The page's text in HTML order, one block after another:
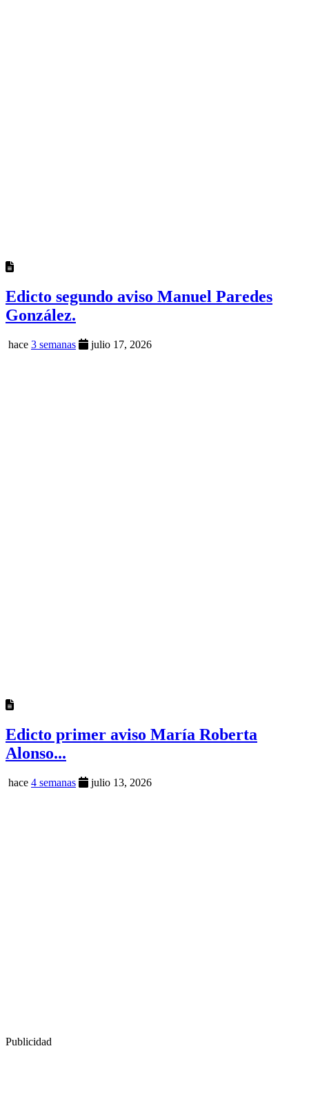
Edicto segundo aviso Manuel Paredes
González.
hace 3 semanas julio 17, 2026
Edicto primer aviso María Roberta
Alonso...
hace 4 semanas julio 13, 2026
Publicidad